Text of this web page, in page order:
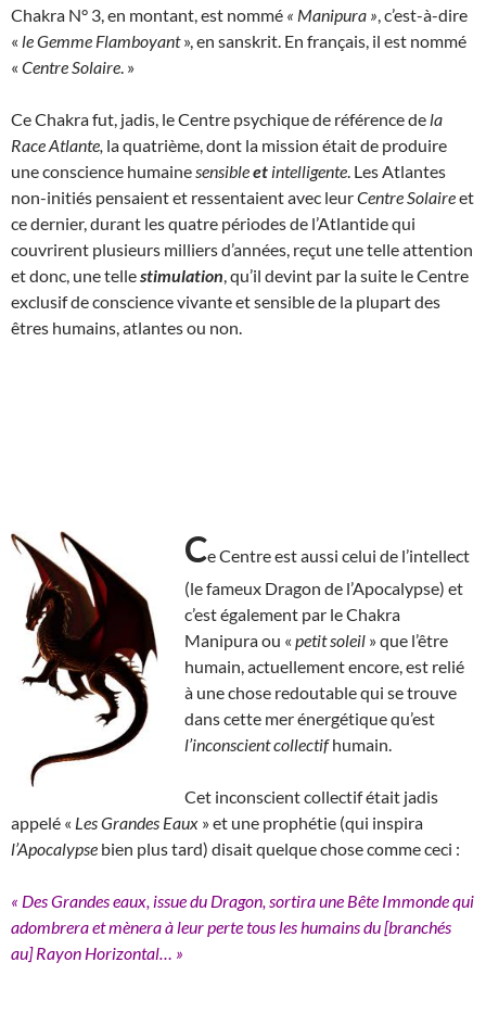
Chakra N° 3, en montant, est nommé « Manipura » , c’est-à-dire
« le Gemme Flamboyant», en sanskrit. En français, il est nommé
« Centre Solaire . »
Ce Chakra fut, jadis, le Centre psychique de référence de la
Race Atlante, la quatrième, dont la mission était de produire
une conscience humaine sensibleet intelligente . Les Atlantes
non-initiés pensaient et ressentaient avec leurCentre Solaireet
ce dernier, durant les quatre périodes de l’Atlantide qui
couvrirent plusieurs milliers d’années, reçut une telle attention
et donc, une tellestimulation , qu’il devint par la suite le Centre
exclusif de conscience vivante et sensible de la plupart des
êtres humains, atlantes ou non.
Ce Centre est aussi celui de l’intellect
(le fameux Dragon de l’Apocalypse) et
c’est également par le Chakra
Manipura ou « petit soleil » que l’être
humain, actuellement encore, est relié
à une chose redoutable qui se trouve
dans cette mer énergétique qu’est
l’inconscient collectifhumain.
Cet inconscient collectif était jadis
appelé « Les Grandes Eaux » et une prophétie (qui inspira
l’Apocalypse bien plus tard) disait quelque chose comme ceci :
« Des Grandes eaux, issue du Dragon, sortira une Bête Immonde qui
adombrera et mènera à leur perte tous les humains du [branchés
au] Rayon Horizontal… »